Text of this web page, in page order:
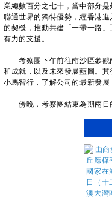
業總數百分之七十，當中部分是
聯通世界的獨特優勢，經香港
的契機，推動共建「一帶一路
有力的支援。
考察團下午前往南沙區參觀
和成就，以及未來發展藍圖。
小馬智行，了解公司的最新發展
傍晚，考察團結束為期兩日